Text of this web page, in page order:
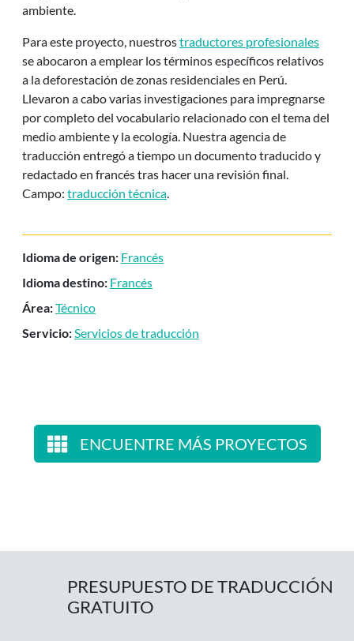
ambiente.
Para este proyecto, nuestrostraductores profesionales
se abocaron a emplear los términos específicos relativos
a la deforestación de zonas residenciales en Perú.
Llevaron a cabo varias investigaciones para impregnarse
por completo del vocabulario relacionado con el tema del
medio ambiente y la ecología. Nuestra agencia de
traducción entregó a tiempo un documento traducido y
redactado en francés tras hacer una revisión final.
Campo: traducción técnica.
Idioma de origen: Francés
Idioma destino: Francés
Área:Técnico
Servicio:Servicios de traducción
ENCUENTRE MÁS PROYECTOS
PRESUPUESTO DE TRADUCCIÓN
GRATUITO